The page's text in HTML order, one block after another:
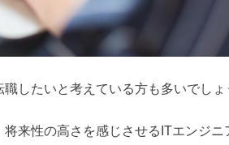
したいと考えている方も多いでしょ
来性の高さを感じさせるITエンジニ